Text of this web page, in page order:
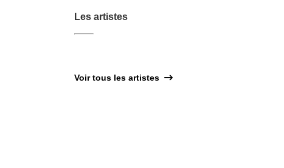
Les artistes
Voir tous les artistes